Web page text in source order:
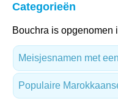
Categorieën
Bouchra is opgenomen
Meisjesnamen met
Populaire